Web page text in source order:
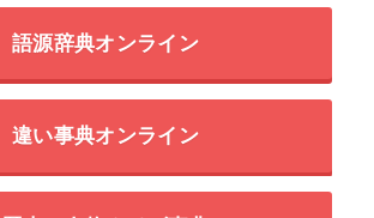
語源辞典オンライン
違い事典オンライン